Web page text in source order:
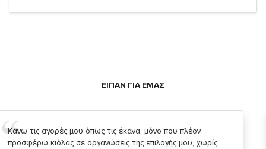
ΕΙΠΑΝ ΓΙΑ ΕΜΑΣ
Σας ευχαριστώ που μας δίνετε την δυνατότητα να κάνουμε
κάτι!